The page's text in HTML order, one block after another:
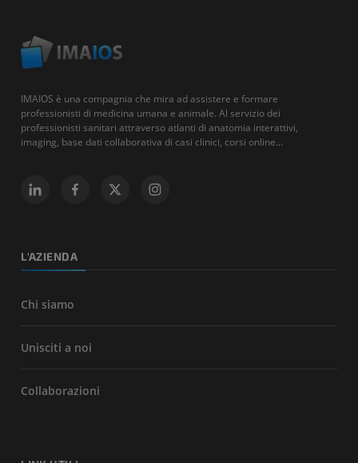
IMAIOS è una compagnia che mira ad assistere e formare
professionisti di medicina umana e animale. Al servizio dei
professionisti sanitari attraverso atlanti di anatomia interattivi,
imaging, base dati collaborativa di casi clinici, corsi online...
L'AZIENDA
Chi siamo
Unisciti a noi
Collaborazioni